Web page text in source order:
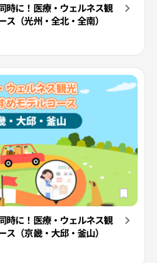
時に！医療・ウェルネス観
（光州・全北・全南）
時に！医療・ウェルネス観
（京畿・大邱・釜山）